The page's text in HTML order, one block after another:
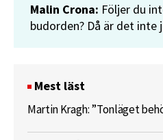
Malin Crona: Följer du
budorden? Då är det inte
Mest läst
Martin Kragh: ”Tonläget